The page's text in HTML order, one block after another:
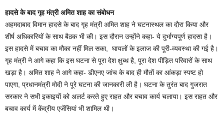
c
e
b
o
o
k
wi
tt
er
h
at
s
A
p
p
er
e
st
h
ar
e
हादसे के बाद गृह मंत्री अमित शाह का संबोधन
अहमदाबाद विमान हादसे के बाद गृह मंत्री अमित शाह ने घटनास्थल का दौरा किया और
शीर्ष अधिकारियों के साथ बैठक भी की। इस दौरान उन्होंने कहा- ये दुर्भाग्यपूर्ण हादसा है।
इस हादसे में बचाव का मौका नहीं मिल सका, घायलों के इलाज की पूरी-व्यवस्था की गई है।
गृह मंत्री ने आगे कहा कि इस घटना से पूरा देश क्षुब्ध है, पूरा देश पीड़ित परिवारों के साथ
खड़ा है। अमित शाह ने आगे कहा- डीएनए जांच के बाद ही मौतों का आंकड़ा स्पष्ट हो
पाएगा, प्रधानमंत्री मोदी ने पूरे घटना की जानकारी ली है। घटना के तुरंत बाद गुजरात
सरकार ने सभी इकाइयों को अलर्ट करते हुए राहत और बचाव कार्य चलाया। इस राहत और
बचाव कार्य में केंद्रीय एजेंसियां भी शामिल थी।